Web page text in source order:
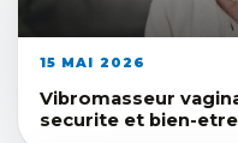
15 MAI 2026
Vibromasseur
securite et bien-